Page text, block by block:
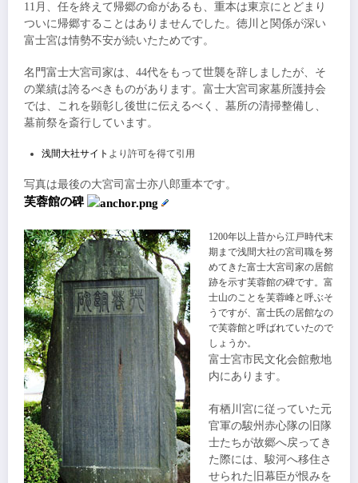
11月、任を終えて帰郷の命があるも、重本は東京にとどまり
ついに帰郷することはありませんでした。徳川と関係が深い
富士宮は情勢不安が続いたためです。
名門富士大宮司家は、44代をもって世襲を辞しましたが、そ
の業績は誇るべきものがあります。 富士大宮司家墓所護持会
では、これを顕彰し後世に伝えるべく、墓所の清掃整備し、
墓前祭を斎行しています。
浅間大社サイト より許可を得て引用
写真は最後の大宮司 富士亦八郎重本です。
芙蓉館の碑
1200年以上昔から江戸時代末
期まで浅間大社の宮司職を努
めてきた富士大宮司家の居館
跡を示す芙蓉館の碑です。富
士山のことを芙蓉峰と呼ぶそ
うですが、富士氏の居館なの
で芙蓉館と呼ばれていたので
しょうか。
富士宮市民文化会館敷地
内にあります。
有栖川宮に従っていた元
官軍の駿州赤心隊の旧隊
士たちが故郷へ戻ってき
た際には、駿河へ移住さ
せられた旧幕臣が恨みを